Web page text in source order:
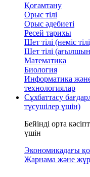
Қоғамтану
Орыс тілі
Орыс әдебиеті
Ресей тарихы
Шет тілі (неміс
Шет тілі (ағылшын
Математика
Биология
Информатика
технологиялар
Сұхбаттасу
түсушілер үшін)
Бейінді орта
үшін
Экономикадағы
Жарнама және